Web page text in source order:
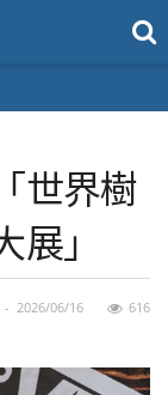
世界樹
」
- 2026/06/16 616